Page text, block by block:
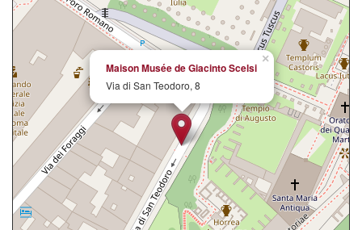
×
Maison Musée de Giacinto Scelsi
Via di San Teodoro, 8